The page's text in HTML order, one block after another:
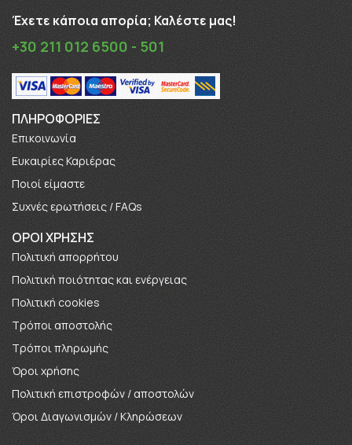
Έχετε κάποια απορία; Καλέστε μας!
+30 211 012 6500 - 501
ΠΛΗΡΟΦΟΡΊΕΣ
Επικοινωνία
Ευκαιρίες Καριέρας
Πoιοί είμαστε
Συχνές ερωτήσεις / FAQs
ΟΡΟΙ ΧΡΗΣΗΣ
Πολιτική απορρήτου
Πολιτική ποιότητας και ενέργειας
Πολιτική cookies
Τρόποι αποστολής
Τρόποι πληρωμής
Όροι χρήσης
Πολιτική επιστροφών / αποστολών
Όροι Διαγωνισμών / Κληρώσεων